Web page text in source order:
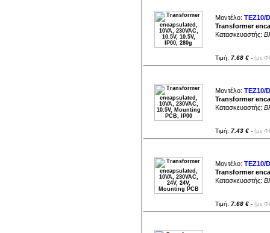
Μοντέλο: TEZ10/
Transformer
Κατασκευαστής:
Τιμή: 7.68 € - (με
Μοντέλο: TEZ10/
Transformer
Κατασκευαστής:
Τιμή: 7.43 € - (με
Μοντέλο: TEZ10/
Transformer
Κατασκευαστής:
Τιμή: 7.68 € - (με